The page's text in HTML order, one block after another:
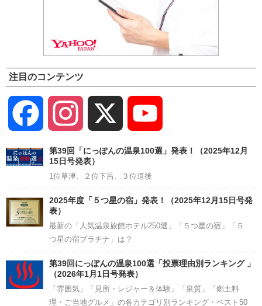
注目のコンテンツ
Facebook Instagram
Channel
第39回「にっぽんの温泉100選」発表！（2025年12月
15日号発表）
1位草津、２位下呂、３位道後
2025年度「５つ星の宿」発表！（2025年12月15日号発
表）
最新の「人気温泉旅館ホテル250選」「５つ星の宿」「５
つ星の宿プラチナ」は？
第39回にっぽんの温泉100選「投票理由別ランキング 」
（2026年1月1日号発表）
「雰囲気」「見所・レジャー＆体験」「泉質」「郷土料
理・ご当地グルメ」の各カテゴリ別ランキング・ベスト50